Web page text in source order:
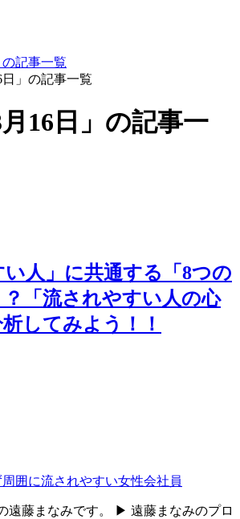
の記事一覧
日」の記事一覧
月16日」の記事一
い人」に共通する「8つの
「流されやすい人の心
してみよう！！
遠藤まなみです。 ▶ 遠藤まなみのプロ